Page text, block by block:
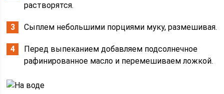
растворятся.
Сыплем небольшими порциями муку, размешивая.
Перед выпеканием добавляем подсолнечное
рафинированное масло и перемешиваем ложкой.